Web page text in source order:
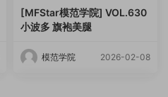
[MFStar模范学院] VOL.630
小波多 旗袍美腿
模范学院 2026-02-08